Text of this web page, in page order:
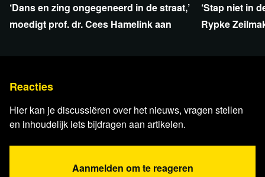
‘Dans en zing ongegeneerd in de straat,’
moedigt prof. dr. Cees Hamelink aan
‘Stap niet in
Rypke
Reacties
Hier kan je discussiëren over het nieuws, vragen stellen
en inhoudelijk iets bijdragen aan artikelen.
Aanmelden om te reageren